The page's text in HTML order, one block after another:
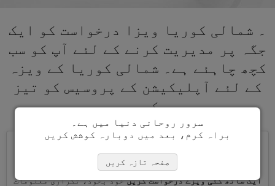
۔ شمالی کوریا ویزا درخواست کو ایک
جگہ پر مدیریت کرنے کے لئے آپ کو سب
کچھ چاہئے ہے۔ شمالی کوریا کے ویزہ
کے لئے آپلیکیشن کے پروسیس کو تیز
کریں۔
ایک ساتھ کئی ویزے درخواست کریںخود بخود، تکراری معلومات
سرور روحانی دنیا میں ہے۔
براہ کرم، بعد میں دوبارہ کوشش کریں
صفحہ تازہ کریں